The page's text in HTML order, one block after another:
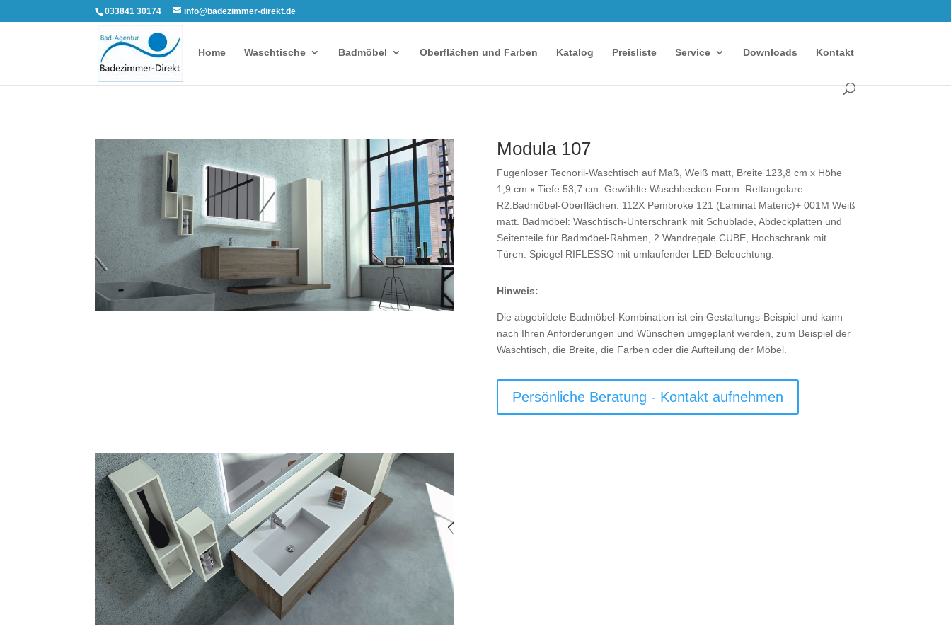
033841 30174 info@badezimmer-direkt.de
Home Waschtische Badmöbel Oberflächen und Farben Katalog Preisliste Service Downloads Kontakt
Modula 107
Fugenloser Tecnoril-Waschtisch auf Maß, Weiß matt, Breite 123,8 cm x Höhe
1,9 cm x Tiefe 53,7 cm. Gewählte Waschbecken-Form: Rettangolare
R2.Badmöbel-Oberflächen: 112X Pembroke 121 (Laminat Materic)+ 001M Weiß
matt. Badmöbel: Waschtisch-Unterschrank mit Schublade, Abdeckplatten und
Seitenteile für Badmöbel-Rahmen, 2 Wandregale CUBE, Hochschrank mit
Türen. Spiegel RIFLESSO mit umlaufender LED-Beleuchtung.
Hinweis:
Die abgebildete Badmöbel-Kombination ist ein Gestaltungs-Beispiel und kann
nach Ihren Anforderungen und Wünschen umgeplant werden, zum Beispiel der
Waschtisch, die Breite, die Farben oder die Aufteilung der Möbel.
Persönliche Beratung - Kontakt aufnehmen